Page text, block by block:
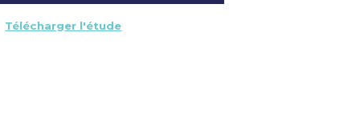
Télécharger l'étude